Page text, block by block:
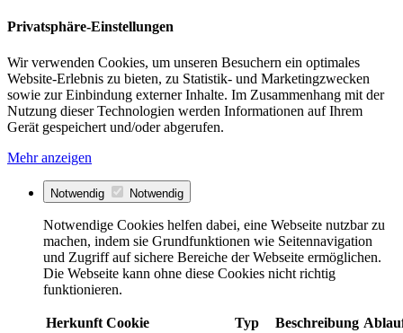
Privatsphäre-Einstellungen
Wir verwenden Cookies, um unseren Besuchern ein optimales
Website-Erlebnis zu bieten, zu Statistik- und Marketingzwecken
sowie zur Einbindung externer Inhalte. Im Zusammenhang mit der
Nutzung dieser Technologien werden Informationen auf Ihrem
Gerät gespeichert und/oder abgerufen.
Mehr anzeigen
Notwendig Notwendig
Notwendige Cookies helfen dabei, eine Webseite nutzbar zu
machen, indem sie Grundfunktionen wie Seitennavigation
und Zugriff auf sichere Bereiche der Webseite ermöglichen.
Die Webseite kann ohne diese Cookies nicht richtig
funktionieren.
Herkunft Cookie Typ Beschreibung